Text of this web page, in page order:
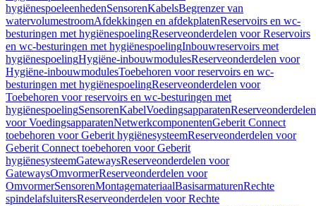
hygiënespoeleenhedenSensorenKabelsBegrenzer van
watervolumestroomAfdekkingen en afdekplatenReservoirs en wc-
besturingen met hygiënespoelingReserveonderdelen voor Reservoirs
en wc-besturingen met hygiënespoelingInbouwreservoirs met
hygiënespoelingHygiëne-inbouwmodulesReserveonderdelen voor
Hygiëne-inbouwmodulesToebehoren voor reservoirs en wc-
besturingen met hygiënespoelingReserveonderdelen voor
Toebehoren voor reservoirs en wc-besturingen met
hygiënespoelingSensorenKabelVoedingsapparatenReserveonderdelen
voor VoedingsapparatenNetwerkcomponentenGeberit Connect
toebehoren voor Geberit hygiënesysteemReserveonderdelen voor
Geberit Connect toebehoren voor Geberit
hygiënesysteemGatewaysReserveonderdelen voor
GatewaysOmvormerReserveonderdelen voor
OmvormerSensorenMontagemateriaalBasisarmaturenRechte
spindelafsluitersReserveonderdelen voor Rechte